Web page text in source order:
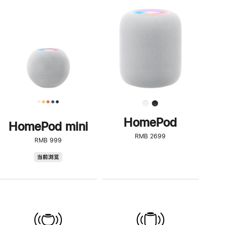
HomePod mini
RMB 999
当前浏览
步
了
解
HomePod<
HomePod
RMB 2699